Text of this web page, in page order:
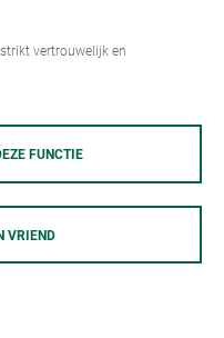
vertrouwelijk en
FUNCTIE
VRIEND